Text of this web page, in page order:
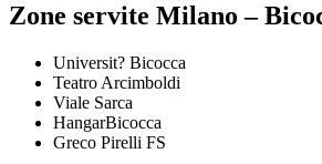
Zone servite Milano –
Universit? Bicocca
Teatro Arcimboldi
Viale Sarca
HangarBicocca
Greco Pirelli FS